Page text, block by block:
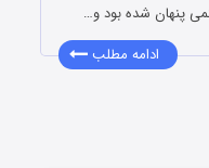
پنهان شده بود و…
ادامه مطلب